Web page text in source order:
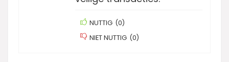
NUTTIG (0)
NIET NUTTIG (0)